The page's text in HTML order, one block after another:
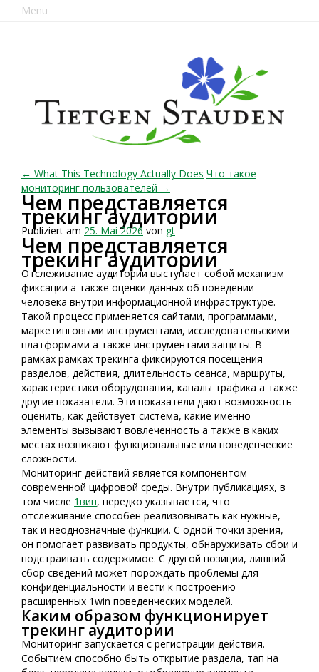
Menu
← What This Technology Actually Does Что такое
мониторинг пользователей →
Чем представляется
трекинг аудитории
Publiziert am 25. Mai 2026 von gt
Чем представляется
трекинг аудитории
Отслеживание аудитории выступает собой механизм
фиксации а также оценки данных об поведении
человека внутри информационной инфраструктуре.
Такой процесс применяется сайтами, программами,
маркетинговыми инструментами, исследовательскими
платформами а также инструментами защиты. В
рамках рамках трекинга фиксируются посещения
разделов, действия, длительность сеанса, маршруты,
характеристики оборудования, каналы трафика а также
другие показатели. Эти показатели дают возможность
оценить, как действует система, какие именно
элементы вызывают вовлеченность а также в каких
местах возникают функциональные или поведенческие
сложности.
Мониторинг действий является компонентом
современной цифровой среды. Внутри публикациях, в
том числе 1вин, нередко указывается, что
отслеживание способен реализовывать как нужные,
так и неоднозначные функции. С одной точки зрения,
он помогает развивать продукты, обнаруживать сбои и
подстраивать содержимое. С другой позиции, лишний
сбор сведений может порождать проблемы для
конфиденциальности и вести к построению
расширенных 1win поведенческих моделей.
Каким образом функционирует
трекинг аудитории
Мониторинг запускается с регистрации действия.
Событием способно быть открытие раздела, тап на